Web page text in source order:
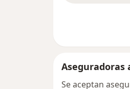
Aseguradoras
Se aceptan